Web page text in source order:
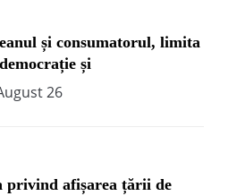
și consumatorul, limita
și
26
privind afișarea țării de